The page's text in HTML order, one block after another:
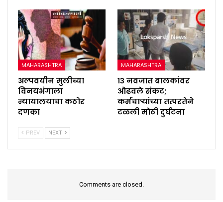
MAHARASHTRA
अल्पवयीन मुलीच्या
विनयभंगाला
न्यायालयाचा कठोर
दणका
MAHARASHTRA
१३ नवजात बालकांवर
ओढवले संकट;
कर्मचाऱ्यांच्या तत्परतेने
टळली मोठी दुर्घटना
PREV NEXT
Comments are closed.